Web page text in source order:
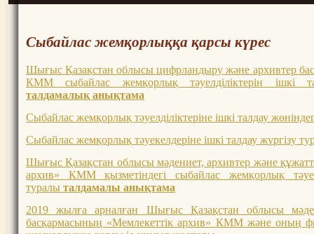
Сыбайлас жемқорлыққа қарсы күрес
Шығыс Қазақстан облысы цифрландыру және архивтер
КММ сыбайлас жемқорлық тәуелділіктерін ішкі
талдамалық анықтама
Сыбайлас жемқорлық тәуелділіктеріне ішкі талдау
Сыбайлас жемқорлық тәуекелдеріне ішкі талдау жүргізу
Шығыс Қазақстан облысы мәдениет, архивтер және
архив» КММ қызметіндегі сыбайлас жемқорлық
туралы талдамалы анықтама
2019 жылға арналған Шығыс Қазақстан облысы
басқармасының «Мемлекеттік архив» КММ және оның